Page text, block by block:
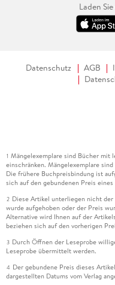
Laden
Datenschutz AGB
1 Mängelexemplare sind Bücher mit
einschränken. Mängelexemplare
Die frühere Buchpreisbindung ist
sich auf den gebundenen Preis
2 Diese Artikel unterliegen nicht
wurde aufgehoben oder der Preis
Alternative wird Ihnen auf der
beziehen sich auf den vorherigen
3 Durch Öffnen der Leseprobe
Leseprobe übermittelt werden.
4 Der gebundene Preis dieses
dargestellten Datums vom Verlag